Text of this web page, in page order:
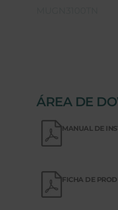
ÁREA DE
MANUAL DE
FICHA DE